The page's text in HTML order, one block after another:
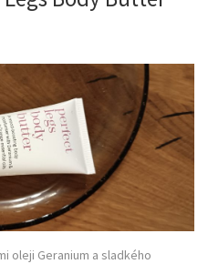
oleji Geranium a sladkého